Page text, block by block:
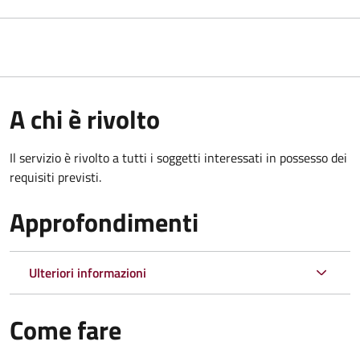
A chi è rivolto
Il servizio è rivolto a tutti i soggetti interessati in possesso dei
requisiti previsti.
Approfondimenti
Ulteriori informazioni
Come fare